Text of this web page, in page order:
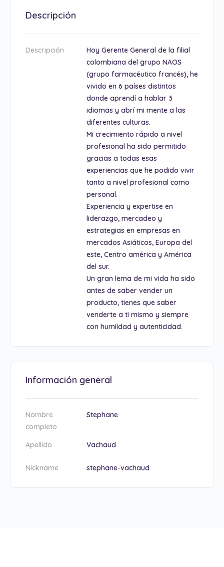
Descripción
Descripción
Hoy Gerente General de la filial
colombiana del grupo NAOS
(grupo farmacéutico francés), he
vivido en 6 países distintos
donde aprendí a hablar 3
idiomas y abrí mi mente a las
diferentes culturas.
Mi crecimiento rápido a nivel
profesional ha sido permitido
gracias a todas esas
experiencias que he podido vivir
tanto a nivel profesional como
personal.
Experiencia y expertise en
liderazgo, mercadeo y
estrategias en empresas en
mercados Asiáticos, Europa del
este, Centro américa y América
del sur.
Un gran lema de mi vida ha sido
antes de saber vender un
producto, tienes que saber
venderte a ti mismo y siempre
con humildad y autenticidad.
Información general
Nombre
completo
Stephane
Apellido Vachaud
Nickname stephane-vachaud